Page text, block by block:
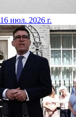
16 июл. 2026 г.